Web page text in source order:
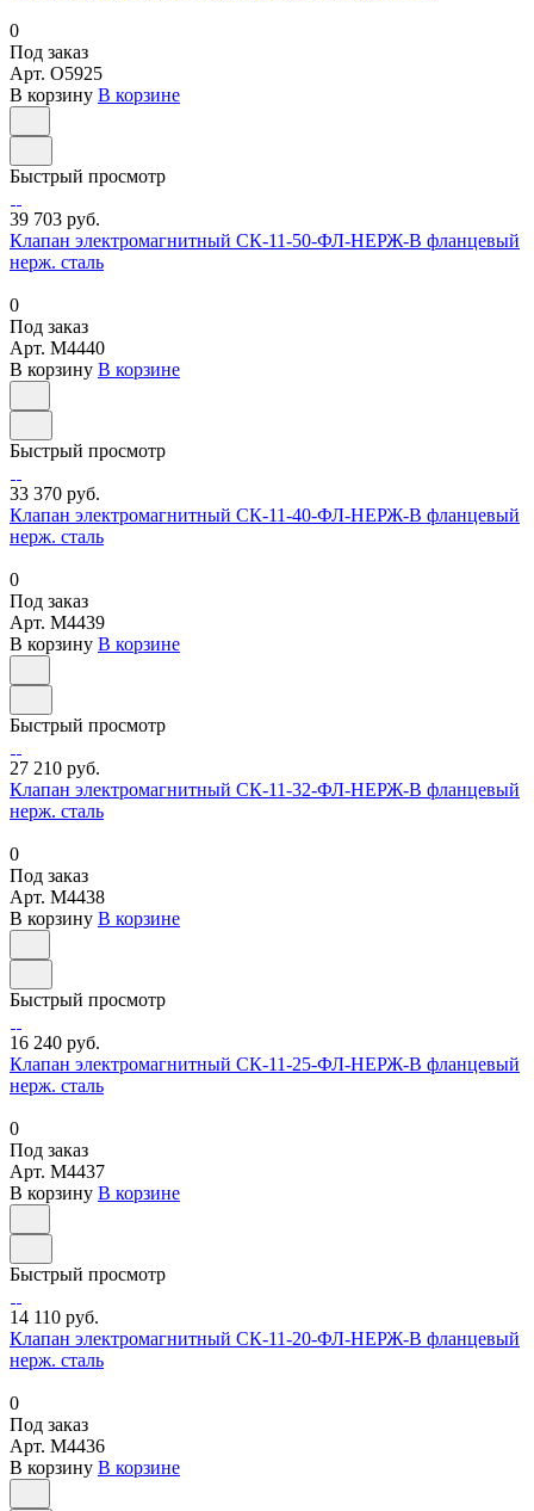
0
Под заказ
Арт. O5925
В корзину В корзине
Быстрый просмотр
39 703 руб.
Клапан электромагнитный СК-11-50-ФЛ-НЕРЖ-В фланцевый
нерж. сталь
0
Под заказ
Арт. M4440
В корзину В корзине
Быстрый просмотр
33 370 руб.
Клапан электромагнитный СК-11-40-ФЛ-НЕРЖ-В фланцевый
нерж. сталь
0
Под заказ
Арт. M4439
В корзину В корзине
Быстрый просмотр
27 210 руб.
Клапан электромагнитный СК-11-32-ФЛ-НЕРЖ-В фланцевый
нерж. сталь
0
Под заказ
Арт. M4438
В корзину В корзине
Быстрый просмотр
16 240 руб.
Клапан электромагнитный СК-11-25-ФЛ-НЕРЖ-В фланцевый
нерж. сталь
0
Под заказ
Арт. M4437
В корзину В корзине
Быстрый просмотр
14 110 руб.
Клапан электромагнитный СК-11-20-ФЛ-НЕРЖ-В фланцевый
нерж. сталь
0
Под заказ
Арт. M4436
В корзину В корзине